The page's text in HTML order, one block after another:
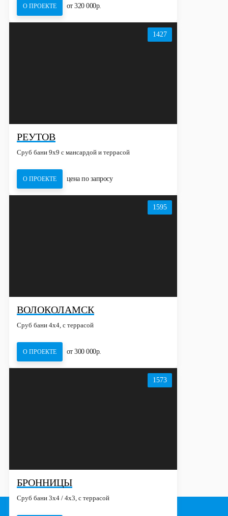
О ПРОЕКТЕ от 320 000р.
1427
РЕУТОВ
Сруб бани 9х9 с мансардой и террасой
О ПРОЕКТЕ цена по запросу
1595
ВОЛОКОЛАМСК
Сруб бани 4х4, с террасой
О ПРОЕКТЕ от 300 000р.
1573
БРОННИЦЫ
Сруб бани 3х4 / 4x3, с террасой